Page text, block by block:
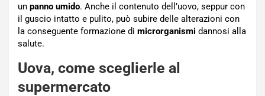
un panno umido. Anche il contenuto dell’uovo, seppur con
il guscio intatto e pulito, può subire delle alterazioni con
la conseguente formazione di microrganismi dannosi alla
salute.
Uova, come sceglierle al
supermercato